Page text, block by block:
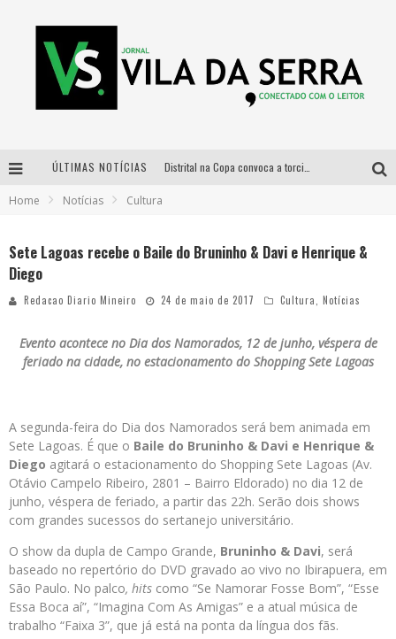
ÚLTIMAS NOTÍCIAS
Home Notícias Cultura
Sete Lagoas recebe o Baile do Bruninho & Davi e Henrique &
Diego
Redacao Diario Mineiro 24 de maio de 2017 Cultura Notícias
Evento acontece no Dia dos Namorados, 12 de junho, véspera de
feriado na cidade, no estacionamento do Shopping Sete Lagoas
A segunda-feira do Dia dos Namorados será bem animada em
Sete Lagoas. É que o Baile do Bruninho & Davi e Henrique &
Diego agitará o estacionamento do Shopping Sete Lagoas (Av.
Otávio Campelo Ribeiro, 2801 – Bairro Eldorado) no dia 12 de
junho, véspera de feriado, a partir das 22h. Serão dois shows
com grandes sucessos do sertanejo universitário.
O show da dupla de Campo Grande, Bruninho & Davi, será
baseado no repertório do DVD gravado ao vivo no Ibirapuera, em
São Paulo. No palco, hits como “Se Namorar Fosse Bom”, “Esse
Essa Boca aí”, “Imagina Com As Amigas” e a atual música de
trabalho “Faixa 3”, que já está na ponta da língua dos fãs.